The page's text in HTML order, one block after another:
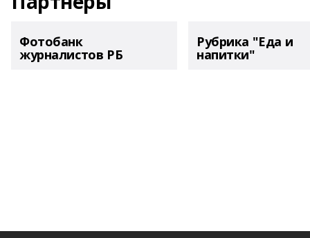
Фотобанк
журналистов РБ
Рубрика "Еда и
напитки"